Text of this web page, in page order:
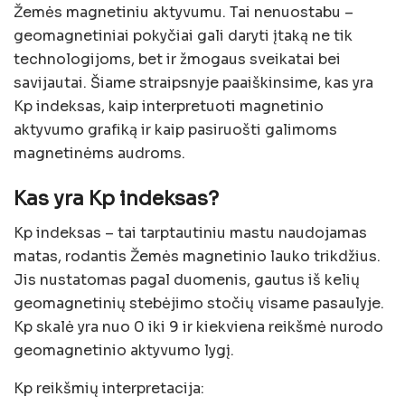
Žemės magnetiniu aktyvumu. Tai nenuostabu –
geomagnetiniai pokyčiai gali daryti įtaką ne tik
technologijoms, bet ir žmogaus sveikatai bei
savijautai. Šiame straipsnyje paaiškinsime, kas yra
Kp indeksas, kaip interpretuoti magnetinio
aktyvumo grafiką ir kaip pasiruošti galimoms
magnetinėms audroms.
Kas yra Kp indeksas?
Kp indeksas – tai tarptautiniu mastu naudojamas
matas, rodantis Žemės magnetinio lauko trikdžius.
Jis nustatomas pagal duomenis, gautus iš kelių
geomagnetinių stebėjimo stočių visame pasaulyje.
Kp skalė yra nuo 0 iki 9 ir kiekviena reikšmė nurodo
geomagnetinio aktyvumo lygį.
Kp reikšmių interpretacija: